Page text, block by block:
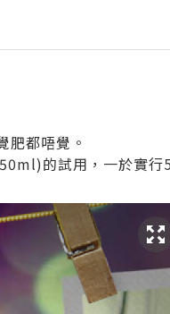
肥都唔覺。
的試用，一於實行